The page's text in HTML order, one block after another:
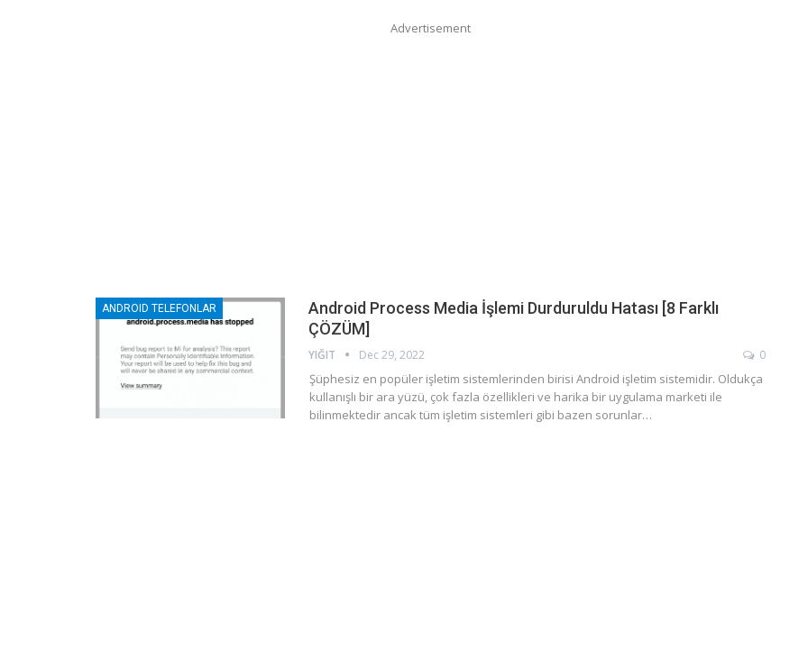
Advertisement
ANDROID TELEFONLAR
Android Process Media İşlemi Durduruldu Hatası [8 Farklı
ÇÖZÜM]
YIĞIT Dec 29, 2022 0
Şüphesiz en popüler işletim sistemlerinden birisi Android işletim sistemidir. Oldukça
kullanışlı bir ara yüzü, çok fazla özellikleri ve harika bir uygulama marketi ile
bilinmektedir ancak tüm işletim sistemleri gibi bazen sorunlar…